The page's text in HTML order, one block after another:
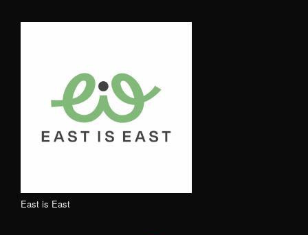
East is East